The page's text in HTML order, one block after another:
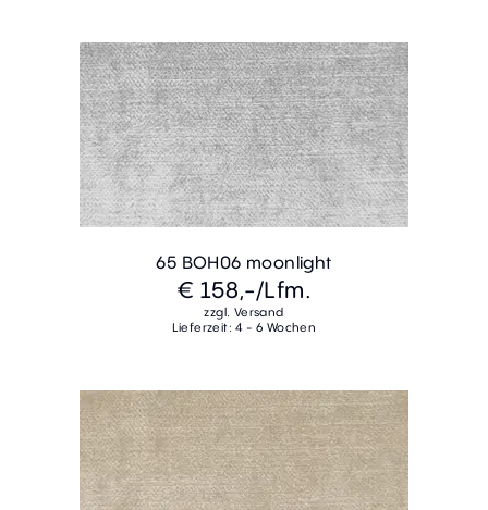
65 BOH06 moonlight
€ 158,-/Lfm.
zzgl. Versand
Lieferzeit: 4 - 6 Wochen